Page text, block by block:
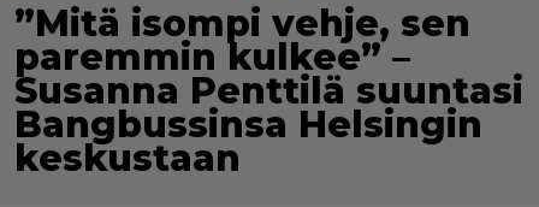
”Mitä isompi vehje, sen
paremmin kulkee” –
Susanna Penttilä suuntasi
Bangbussinsa Helsingin
keskustaan